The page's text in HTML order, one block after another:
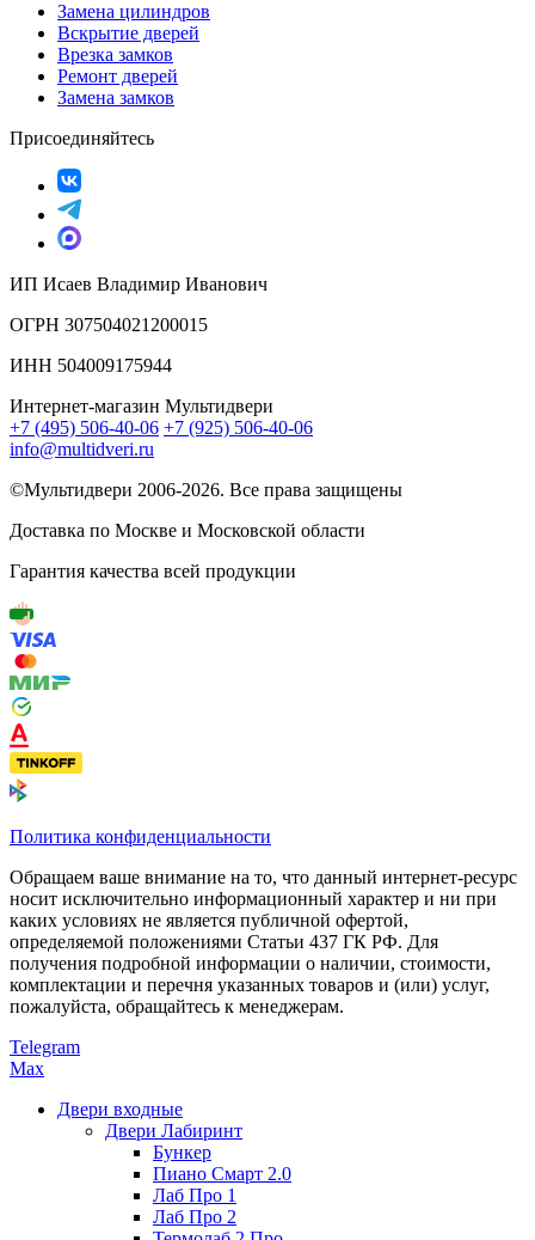
Замена цилиндров
Вскрытие дверей
Врезка замков
Ремонт дверей
Замена замков
Присоединяйтесь
ИП Исаев Владимир Иванович
ОГРН 307504021200015
ИНН 504009175944
Интернет-магазин Мультидвери
+7 (495) 506-40-06 +7 (925) 506-40-06
info@multidveri.ru
©Мультидвери ‎2006-2026. Все права защищены
Доставка по Москве и Московской области
Гарантия качества всей продукции
Политика конфиденциальности
Обращаем ваше внимание на то, что данный интернет-ресурс
носит исключительно информационный характер и ни при
каких условиях не является публичной офертой,
определяемой положениями Статьи 437 ГК РФ. Для
получения подробной информации о наличии, стоимости,
комплектации и перечня указанных товаров и (или) услуг,
пожалуйста, обращайтесь к менеджерам.
Telegram
Max
Двери входные
Двери Лабиринт
Бункер
Пиано Смарт 2.0
Лаб Про 1
Лаб Про 2